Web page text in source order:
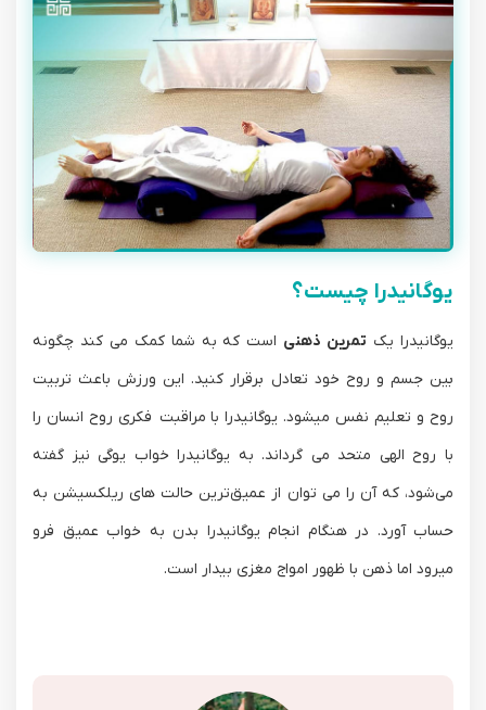
یوگانیدرا چیست؟
یوگانیدرا یک تمرین ذهنی است که به شما کمک می کند چگونه
بین جسم و روح خود تعادل برقرار کنید. این ورزش باعث تربیت
روح و تعلیم نفس میشود. یوگانیدرا با مراقبت فکری روح انسان را
با روح الهی متحد می گرداند. به یوگانیدرا خواب یوگی نیز گفته
می‌شود، که آن را می توان از عمیق‌ترین حالت های ریلکسیشن به
حساب آورد. در هنگام انجام یوگانیدرا بدن به خواب عمیق فرو
میرود اما ذهن با ظهور امواج مغزی بیدار است.